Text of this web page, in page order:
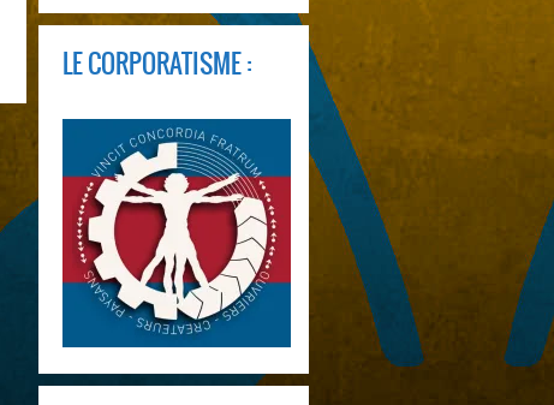
LE CORPORATISME :